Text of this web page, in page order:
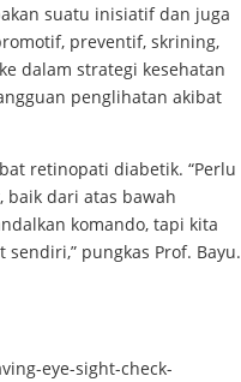
suatu inisiatif dan juga
preventif, skrining,
dalam strategi kesehatan
penglihatan akibat
retinopati diabetik. “Perlu
baik dari atas bawah
komando, tapi kita
pungkas Prof. Bayu.
eye-sight-check-